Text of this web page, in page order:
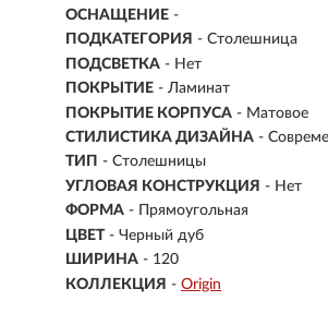
ОСНАЩЕНИЕ -
ПОДКАТЕГОРИЯ - Столешница
ПОДСВЕТКА - Нет
ПОКРЫТИЕ - Ламинат
ПОКРЫТИЕ КОРПУСА - Матовое
СТИЛИСТИКА ДИЗАЙНА -
ТИП - Столешницы
УГЛОВАЯ КОНСТРУКЦИЯ - Нет
ФОРМА - Прямоугольная
ЦВЕТ - Черный дуб
ШИРИНА - 120
КОЛЛЕКЦИЯ - Origin